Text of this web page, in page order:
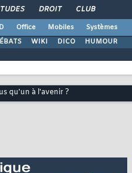
DROIT CLUB
Office Mobiles
Systèmes
WIKI DICO HUMOUR
qu'un à l'avenir ?